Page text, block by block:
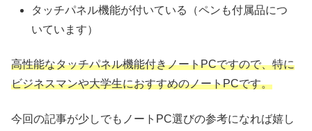
タッチパネル機能が付いている（ペンも付属品につ
いています）
高性能なタッチパネル機能付きノートPCですので、特に
ビジネスマンや大学生におすすめのノートPCです。
今回の記事が少しでもノートPC選びの参考になれば嬉し